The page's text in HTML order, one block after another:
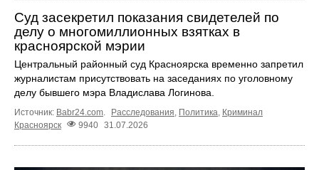
Суд засекретил показания свидетелей по
делу о многомиллионных взятках в
красноярской мэрии
Центральный районный суд Красноярска временно запретил
журналистам присутствовать на заседаниях по уголовному
делу бывшего мэра Владислава Логинова.
Источник: Babr24.com. Расследования, Политика, Криминал
Красноярск
9940 31.07.2026